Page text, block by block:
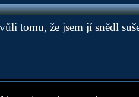
tomu, že jsem jí snědl